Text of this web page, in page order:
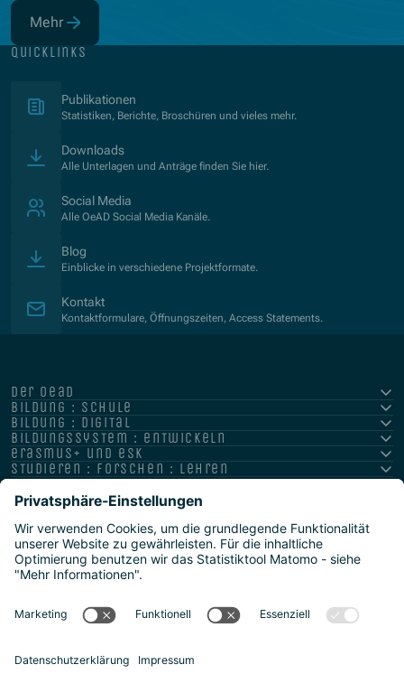
Mehr
(Öffnet in neuem Fenster)
quicklinks
Publikationen
Statistiken, Berichte, Broschüren und vieles mehr.
Downloads
Alle Unterlagen und Anträge finden Sie hier.
Social Media
Alle OeAD Social Media Kanäle.
Blog
Einblicke in verschiedene Projektformate.
Kontakt
Kontaktformulare, Öffnungszeiten, Access Statements.
der oead
bildung : schule
bildung : digital
bildungssystem : entwickeln
erasmus+ und esk
studieren : forschen : lehren
hochschule : strategie : international
Datenschutz